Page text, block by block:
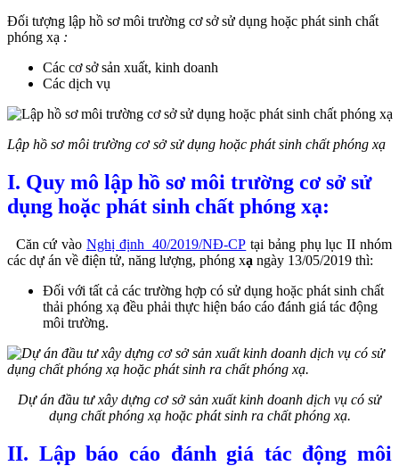
Đối tượng lập hồ sơ môi trường cơ sở sử dụng hoặc phát sinh chất
phóng xạ :
Các cơ sở sản xuất, kinh doanh
Các dịch vụ
Lập hồ sơ môi trường cơ sở sử dụng hoặc phát sinh chất phóng xạ
I. Quy mô lập hồ sơ môi trường cơ sở sử
dụng hoặc phát sinh chất phóng xạ:
Căn cứ vào Nghị định 40/2019/NĐ-CP tại bảng phụ lục II nhóm
các dự án về điện tử, năng lượng, phóng xạ ngày 13/05/2019 thì:
Đối với tất cả các trường hợp có sử dụng hoặc phát sinh chất
thải phóng xạ đều phải thực hiện báo cáo đánh giá tác động
môi trường.
Dự án đầu tư xây dựng cơ sở sản xuất kinh doanh dịch vụ có sử
dụng chất phóng xạ hoặc phát sinh ra chất phóng xạ.
II. Lập báo cáo đánh giá tác động môi